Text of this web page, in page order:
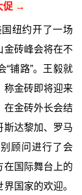
促 →
纽约开了一场
金砖峰会将在不
铺路”。王毅就
称金砖即将迎来
在金砖外长会结
斯达黎加、罗马
顾问进行了会
在国际舞台上的
国家的欢迎。